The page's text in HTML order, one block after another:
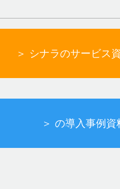
＞ シナラのサービス
＞ の導入事例